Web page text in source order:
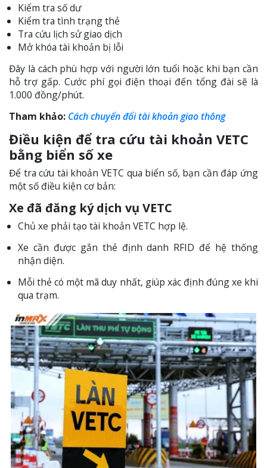
Kiểm tra số dư
Kiểm tra tình trạng thẻ
Tra cứu lịch sử giao dịch
Mở khóa tài khoản bị lỗi
Đây là cách phù hợp với người lớn tuổi hoặc khi bạn cần
hỗ trợ gấp. Cước phí gọi điện thoại đến tổng đài sẽ là
1.000 đồng/phút.
Tham khảo: Cách chuyển đổi tài khoản giao thông
Điều kiện để tra cứu tài khoản VETC
bằng biển số xe
Để tra cứu tài khoản VETC qua biển số, bạn cần đáp ứng
một số điều kiện cơ bản:
Xe đã đăng ký dịch vụ VETC
Chủ xe phải tạo tài khoản VETC hợp lệ.
Xe cần được gắn thẻ định danh RFID để hệ thống
nhận diện.
Mỗi thẻ có một mã duy nhất, giúp xác định đúng xe khi
qua trạm.